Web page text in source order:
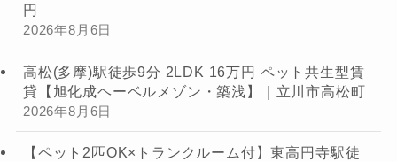
円
2026年8月6日
高松(多摩)駅徒歩9分 2LDK 16万円 ペット共生型賃
貸【旭化成ヘーベルメゾン・築浅】｜立川市高松町
2026年8月6日
【ペット2匹OK×トランクルーム付】東高円寺駅徒